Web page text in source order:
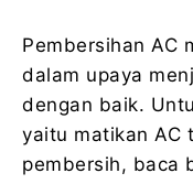
Pembersihan AC
dalam upaya
dengan baik.
yaitu matikan AC
pembersih, baca